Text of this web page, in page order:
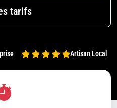
tarifs
Artisan Local